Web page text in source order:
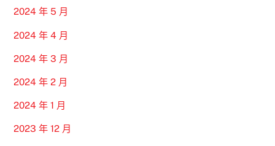
2024 年 5 月
2024 年 4 月
2024 年 3 月
2024 年 2 月
2024 年 1 月
2023 年 12 月